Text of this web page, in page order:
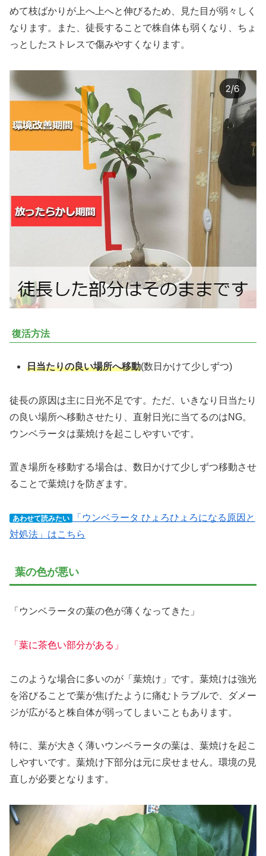
めて枝ばかりが上へ上へと伸びるため、見た目が弱々しく
なります。また、徒長することで株自体も弱くなり、ちょ
っとしたストレスで傷みやすくなります。
復活方法
日当たりの良い場所へ移動(数日かけて少しずつ)
徒長の原因は主に日光不足です。ただ、いきなり日当たり
の良い場所へ移動させたり、直射日光に当てるのはNG。
ウンベラータは葉焼けを起こしやすいです。
置き場所を移動する場合は、数日かけて少しずつ移動させ
ることで葉焼けを防ぎます。
あわせて読みたい
「ウンベラータ ひょろひょろになる原因と
対処法」はこちら
葉の色が悪い
「ウンベラータの葉の色が薄くなってきた」
「葉に茶色い部分がある」
このような場合に多いのが「葉焼け」です。葉焼けは強光
を浴びることで葉が焦げたように痛むトラブルで、ダメー
ジが広がると株自体が弱ってしまいこともあります。
特に、葉が大きく薄いウンベラータの葉は、葉焼けを起こ
しやすいです。葉焼け下部分は元に戻せません。環境の見
直しが必要となります。